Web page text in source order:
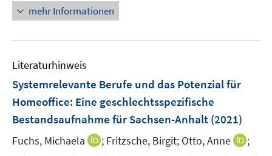
n
e
u
m
F
n
s
t
mehr Informationen
Literaturhinweis
Systemrelevante Berufe und das Potenzial für
Homeoffice: Eine geschlechtsspezifische
Bestandsaufnahme für Sachsen-Anhalt (2021)
Fuchs, Michaela
I; Fritzsche, Birgit; Otto, Anne
I;